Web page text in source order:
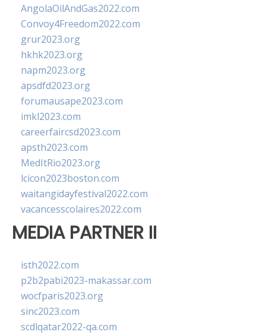
AngolaOilAndGas2022.com
Convoy4Freedom2022.com
grur2023.org
hkhk2023.org
napm2023.org
apsdfd2023.org
forumausape2023.com
imkl2023.com
careerfaircsd2023.com
apsth2023.com
MedItRio2023.org
lcicon2023boston.com
waitangidayfestival2022.com
vacancesscolaires2022.com
MEDIA PARTNER II
isth2022.com
p2b2pabi2023-makassar.com
wocfparis2023.org
sinc2023.com
scdlqatar2022-qa.com